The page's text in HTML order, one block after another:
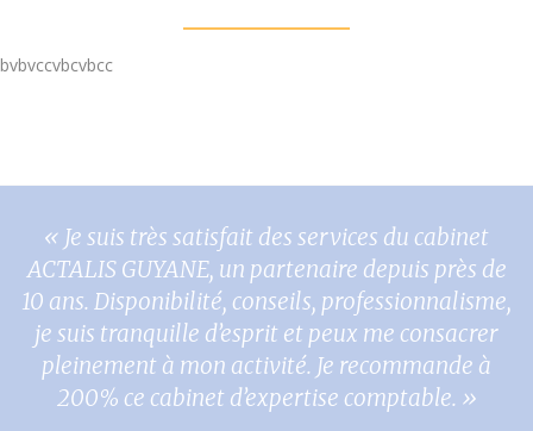
bvbvccvbcvbcc
« Je suis très satisfait des services du cabinet
ACTALIS GUYANE, un partenaire depuis près de
10 ans. Disponibilité, conseils, professionnalisme,
je suis tranquille d’esprit et peux me consacrer
pleinement à mon activité. Je recommande à
200% ce cabinet d’expertise comptable. »